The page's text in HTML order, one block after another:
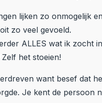
lijken zo onmogelijk
zo veel gevoeld.
ALLES wat ik zocht
het stoeien!
want besef dat
Je kent de persoon